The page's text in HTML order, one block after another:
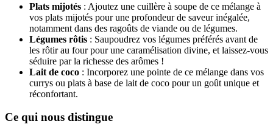
Plats mijotés : Ajoutez une cuillère à soupe de ce mélange à
vos plats mijotés pour une profondeur de saveur inégalée,
notamment dans des ragoûts de viande ou de légumes.
Légumes rôtis : Saupoudrez vos légumes préférés avant de
les rôtir au four pour une caramélisation divine, et laissez-vous
séduire par la richesse des arômes !
Lait de coco : Incorporez une pointe de ce mélange dans vos
currys ou plats à base de lait de coco pour un goût unique et
réconfortant.
Ce qui nous distingue